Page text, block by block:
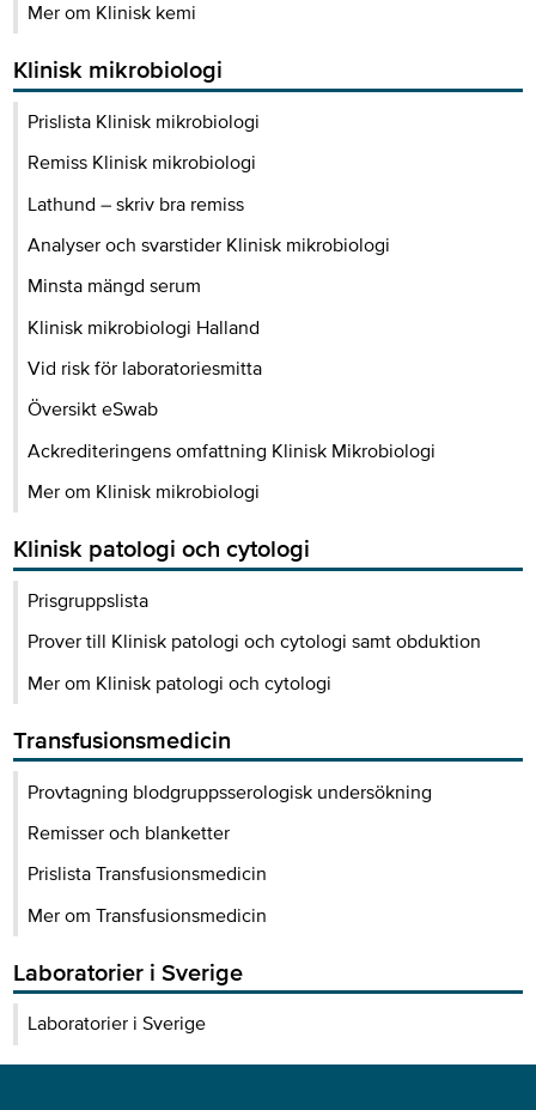
Mer om Klinisk kemi
Klinisk mikrobiologi
Prislista Klinisk mikrobiologi
Remiss Klinisk mikrobiologi
Lathund – skriv bra remiss
Analyser och svarstider Klinisk mikrobiologi
Minsta mängd serum
Klinisk mikrobiologi Halland
Vid risk för laboratoriesmitta
Översikt eSwab
Ackrediteringens omfattning Klinisk Mikrobiologi
Mer om Klinisk mikrobiologi
Klinisk patologi och cytologi
Prisgruppslista
Prover till Klinisk patologi och cytologi samt obduktion
Mer om Klinisk patologi och cytologi
Transfusionsmedicin
Provtagning blodgruppsserologisk undersökning
Remisser och blanketter
Prislista Transfusionsmedicin
Mer om Transfusionsmedicin
Laboratorier i Sverige
Laboratorier i Sverige